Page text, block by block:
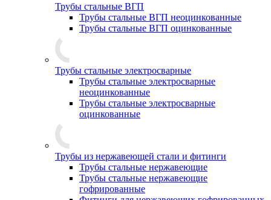
Трубы стальные ВГП
Трубы стальные ВГП неоцинкованные
Трубы стальные ВГП оцинкованные
Трубы стальные электросварные
Трубы стальные электросварные
неоцинкованные
Трубы стальные электросварные
оцинкованные
Трубы из нержавеющей стали и фитинги
Трубы стальные нержавеющие
Трубы стальные нержавеющие
гофрированные